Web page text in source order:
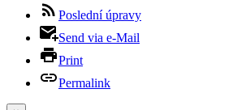
Poslední úpravy
Send via e-Mail
Print
Permalink